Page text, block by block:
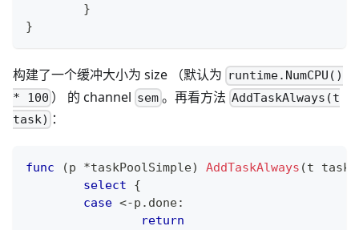
}
}
构建了一个缓冲大小为 size （默认为 runtime.NumCPU()
* 100 ） 的 channel sem。再看方法 AddTaskAlways(t
task) ：
func (p *taskPoolSimple) AddTaskAlways (t task
select
{
case <-p . done:
return